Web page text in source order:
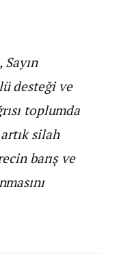
Sayın
desteği ve
toplumda
silah
barış ve